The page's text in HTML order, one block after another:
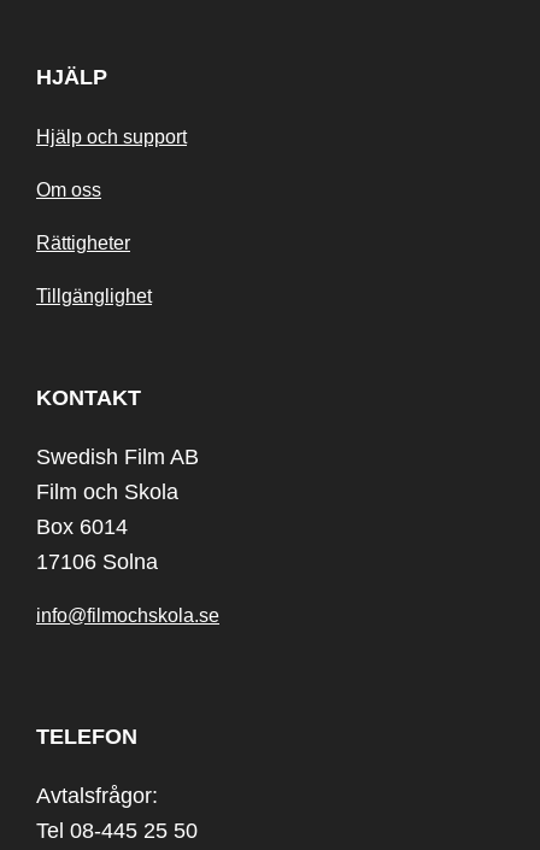
HJÄLP
Hjälp och support
Om oss
Rättigheter
Tillgänglighet
KONTAKT
Swedish Film AB
Film och Skola
Box 6014
17106 Solna
info@filmochskola.se
TELEFON
Avtalsfrågor:
Tel 08-445 25 50